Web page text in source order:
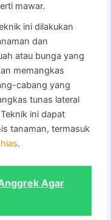
mawar.
ini dilakukan
dan
atau bunga yang
memangkas
cabang yang
tunas lateral
ini dapat
tanaman, termasuk
.
Agar